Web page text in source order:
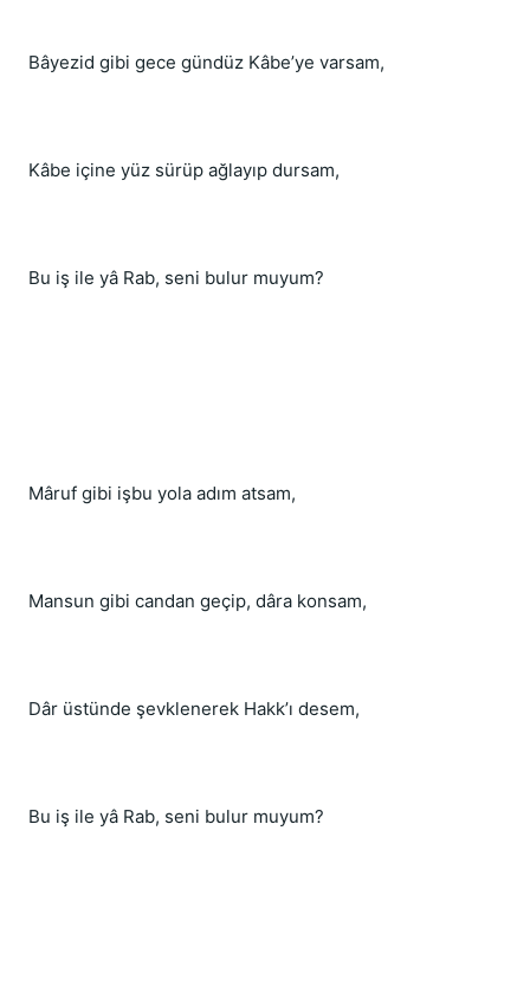
Bâyezid gibi gece gündüz Kâbe’ye varsam,
Kâbe içine yüz sürüp ağlayıp dursam,
Bu iş ile yâ Rab, seni bulur muyum?
Mâruf gibi işbu yola adım atsam,
Mansun gibi candan geçip, dâra konsam,
Dâr üstünde şevklenerek Hakk’ı desem,
Bu iş ile yâ Rab, seni bulur muyum?